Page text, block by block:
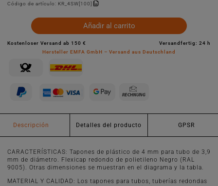
Código de artículo: KR_4SW[100]
Añadir al carrito
Kostenloser Versand ab 150 €
Versandfertig: 24 h
Hersteller EMFA GmbH – Versand aus Deutschland
Descripción Detalles del producto GPSR
CARACTERÍSTICAS: Tapones de plástico de 4 mm para tubo de 3,9
mm de diámetro. Flexicap redondo de polietileno Negro (RAL
9005). Otras dimensiones se muestran en el diagrama y la tabla.
MATERIAL Y CALIDAD: Los tapones para tubos, tuberías redondas